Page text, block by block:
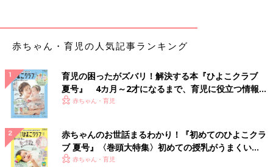
赤ちゃん・育児の人気記事ランキング
育児の困ったがズバリ！解決する本『ひよこクラブ
夏号』 4カ月～2才になるまで、育児に役立つ情報が
いっぱい！
赤ちゃん・育児
赤ちゃんのお世話まるわかり！『初めてのひよこクラ
ブ 夏号』〈巻頭大特集〉初めての授乳がうまくい
く！ おっぱい・ミルクの基本と夏のトラブル 解決テ
赤ちゃん・育児